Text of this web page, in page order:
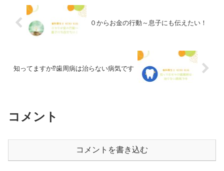
０からお金の行動～息子にも伝えたい！
知ってますか⁉️歯周病は治らない病気です
コメント
コメントを書き込む